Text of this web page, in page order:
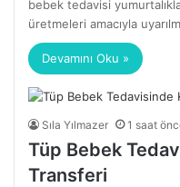
bebek tedavisi
üretmeleri amacıyla
Devamını Oku »
Sıla Yılmazer 1 saat
Tüp Bebek
Transferi